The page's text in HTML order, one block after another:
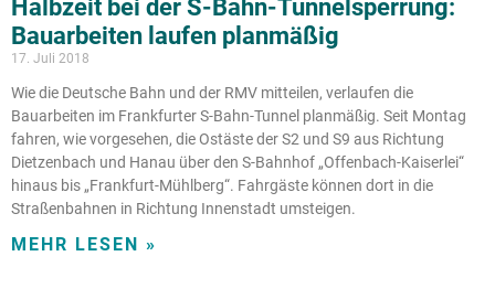
Halbzeit bei der S-Bahn-Tunnelsperrung:
Bauarbeiten laufen planmäßig
17. Juli 2018
Wie die Deutsche Bahn und der RMV mitteilen, verlaufen die
Bauarbeiten im Frankfurter S-Bahn-Tunnel planmäßig. Seit Montag
fahren, wie vorgesehen, die Ostäste der S2 und S9 aus Richtung
Dietzenbach und Hanau über den S-Bahnhof „Offenbach-Kaiserlei“
hinaus bis „Frankfurt-Mühlberg“. Fahrgäste können dort in die
Straßenbahnen in Richtung Innenstadt umsteigen.
MEHR LESEN »